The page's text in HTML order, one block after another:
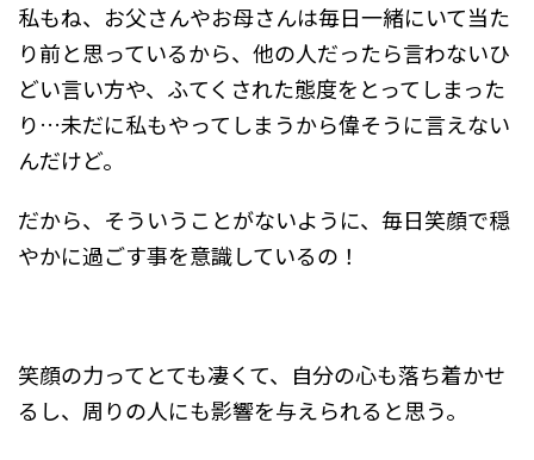
私もね、お父さんやお母さんは毎日一緒にいて当た
り前と思っているから、他の人だったら言わないひ
どい言い方や、ふてくされた態度をとってしまった
り…未だに私もやってしまうから偉そうに言えない
んだけど。
だから、そういうことがないように、毎日笑顔で穏
やかに過ごす事を意識しているの！
笑顔の力ってとても凄くて、自分の心も落ち着かせ
るし、周りの人にも影響を与えられると思う。